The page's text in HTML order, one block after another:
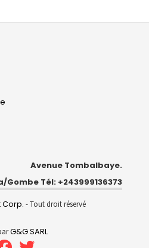
Avenue Tombalbaye.
Gombe Tél: +243999136373
Corp. - Tout droit réservé
G&G SARL